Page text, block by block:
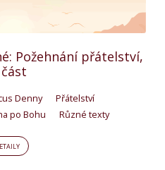
Požehnání přátelství,
Denny
Přátelství
po Bohu
Různé texty